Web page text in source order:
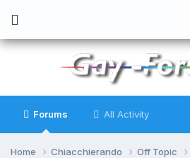
Forums All Activity
Home Chiacchierando Off Topic